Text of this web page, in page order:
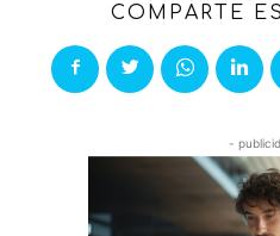
COMPARTE
-